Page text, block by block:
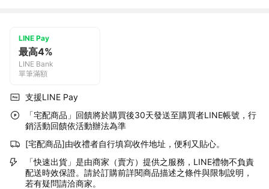
LINE Pay
最高4%
LINE Bank
單筆滿額
支援LINE Pay
「宅配商品」回饋將於購買後30天發送至購買者LINE帳號，行
銷活動回饋依活動辦法為準
[宅配商品]由收禮者自行填寫收件地址，便利又貼心。
「快速出貨」是由商家（賣方）提供之服務，LINE禮物不負責
配送時效保證。請於訂購前詳閱商品描述之條件與限制說明，
若有疑問請洽商家。